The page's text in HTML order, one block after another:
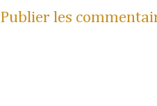
Publier les